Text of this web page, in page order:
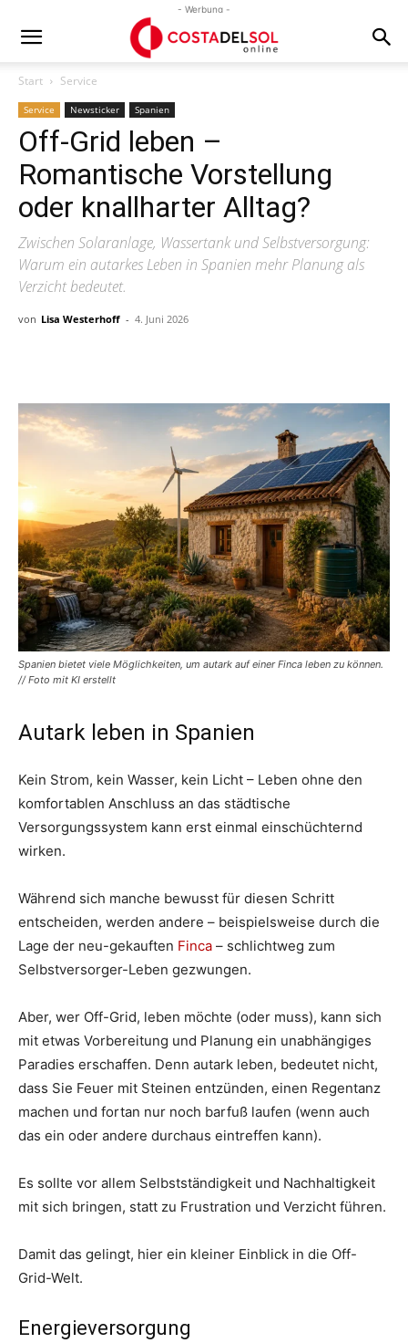
- Werbung -
Start Service
Service Newsticker Spanien
Off-Grid leben –
Romantische Vorstellung
oder knallharter Alltag?
Zwischen Solaranlage, Wassertank und Selbstversorgung:
Warum ein autarkes Leben in Spanien mehr Planung als
Verzicht bedeutet.
von Lisa Westerhoff - 4. Juni 2026
Spanien bietet viele Möglichkeiten, um autark auf einer Finca leben zu können.
// Foto mit KI erstellt
Autark leben in Spanien
Kein Strom, kein Wasser, kein Licht – Leben ohne den
komfortablen Anschluss an das städtische
Versorgungssystem kann erst einmal einschüchternd
wirken.
Während sich manche bewusst für diesen Schritt
entscheiden, werden andere – beispielsweise durch die
Lage der neu-gekauften Finca – schlichtweg zum
Selbstversorger-Leben gezwungen.
Aber, wer Off-Grid, leben möchte (oder muss), kann sich
mit etwas Vorbereitung und Planung ein unabhängiges
Paradies erschaffen. Denn autark leben, bedeutet nicht,
dass Sie Feuer mit Steinen entzünden, einen Regentanz
machen und fortan nur noch barfuß laufen (wenn auch
das ein oder andere durchaus eintreffen kann).
Es sollte vor allem Selbstständigkeit und Nachhaltigkeit
mit sich bringen, statt zu Frustration und Verzicht führen.
Damit das gelingt, hier ein kleiner Einblick in die Off-
Grid-Welt.
Energieversorgung